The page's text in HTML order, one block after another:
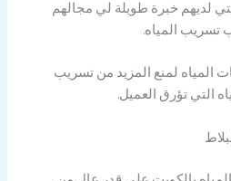
لديهم خبرة طويلة لي مجالهم
تسريب المياه.
المياه لمنع المزيد من تسريب
التي تؤرق العميل.